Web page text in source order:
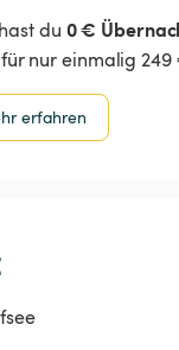
du 0 €
nur einmalig
erfahren